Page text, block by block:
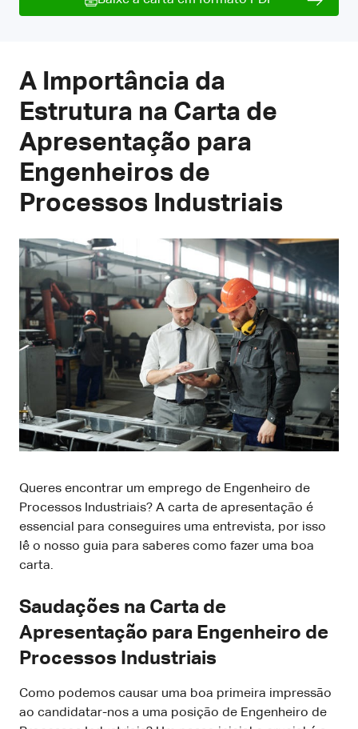
A Importância da
Estrutura na Carta de
Apresentação para
Engenheiros de
Processos Industriais
Queres encontrar um emprego de Engenheiro de
Processos Industriais? A carta de apresentação é
essencial para conseguires uma entrevista, por isso
lê o nosso guia para saberes como fazer uma boa
carta.
Saudações na Carta de
Apresentação para Engenheiro de
Processos Industriais
Como podemos causar uma boa primeira impressão
ao candidatar-nos a uma posição de Engenheiro de